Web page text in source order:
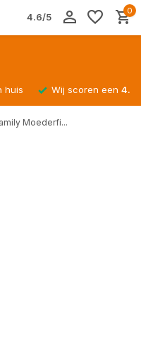
4.6/5
0
huis Wij scoren een
Moederfi...